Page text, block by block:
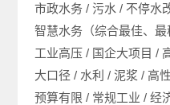
市政水务 / 污水 / 不停水
智慧水务（综合最佳、最
工业高压 / 国企大项目 /
大口径 / 水利 / 泥浆 / 高
预算有限 / 常规工业 / 经